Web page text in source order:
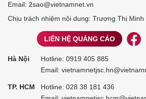
Email: 2sao@vietnamnet.vn
Chịu trách nhiệm nội dung: Trương Thị Minh
LIÊN HỆ QUẢNG CÁO
Hà Nội Hotline: 0919 405 885
Email:
TP. HCM Hotline: 028 38 181 436